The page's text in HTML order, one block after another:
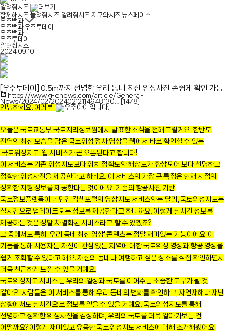
알려줘시즈
함께해시즈 들려줘시즈 알려줘시즈 지구와시즈 뉴스페이스
우주백과
우주백과우주투데이
우주백과
우주투데이
알려줘시즈
2024.09.10
[우주투데이] 0.5m까지 선명한 우리 동네 최신 위성사진 손쉽게 확인 가능
https://www.g-enews.com/article/General-
News/2024/02/20240212114948130…
[1478]
안녕하세요. 여러분!
우주아이입니다.
오늘은 국토교통부 국토지리정보원에서 발표한 소식을 전해드릴게요. 한반도
전역의 최신 모습을 담은 국토위성 정사 영상을 웹에서 바로 확인할 수 있는
'국토위성지도' 웹 서비스가 곧 오픈된다고 합니다!
이 서비스는 기존 위성지도보다 위치 정확도와 해상도가 향상되어 보다 선명하고
정확한 위성사진을 제공한다고 하네요. 이 서비스의 가장 큰 특징은 현재 시점의
정확한 지형 정보를 제공한다는 것이에요. 기존의 항공사진 기반
국토정보플랫폼이나 민간 검색포털의 영상지도 서비스와는 달리, 국토위성지도는
실시간으로 업데이트되는 정보를 제공한다고 하니까요. 이렇게 실시간 정보를
제공하는 것은 정말 차별화된 서비스라고 할 수 있겠죠?
그 중에서도 특히 '우리 동네 최신 영상' 콘텐츠는 정말 재미있는 기능이에요. 이
기능을 통해 사용자는 자신이 관심 있는 지역에 대한 국토위성 영상과 항공 영상을
쉽게 조회할 수 있다고 해요. 자신의 동네나 여행하고 싶은 장소를 직접 확인하면서
더욱 친근하게 느낄 수 있을 거예요.
국토위성지도 서비스는 우리의 일상과 국토를 이어주는 소중한 도구가 될 것
같아요. 사람들은 이 서비스를 통해 우리 동네의 변화를 확인하고, 자연재해나 재난
상황에서도 실시간으로 정보를 얻을 수 있을 거예요. 국토위성지도를 통해
선명하고 정확한 위성사진을 감상하며, 우리의 국토를 더욱 알아가보는 건
어떨까요? 이렇게 재미있고 유용한 국토위성지도 서비스에 대해 소개해봤어요.